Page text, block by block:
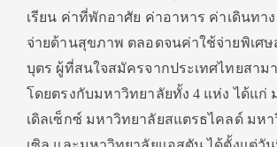
เรียน ค่าที่พักอาศัย ค่าอาหาร ค่าเดินทา
จ่ายด้านสุขภาพ ตลอดจนค่าใช้จ่ายพิเศษ
บุตร ผู้ที่สนใจสมัครจากประเทศไทยสาม
โดยตรงกับมหาวิทยาลัยทั้ง4 แห่ง ได้แก่
เดิลเซ็กซ์ มหาวิทยาลัยสแตรธไคลด์ มห